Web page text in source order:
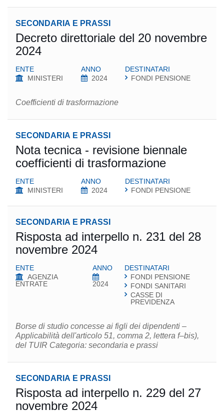
SECONDARIA E PRASSI
Decreto direttoriale del 20 novembre
2024
ENTE
MINISTERI
ANNO
2024
DESTINATARI
FONDI PENSIONE
Coefficienti di trasformazione
SECONDARIA E PRASSI
Nota tecnica - revisione biennale
coefficienti di trasformazione
ENTE
MINISTERI
ANNO
2024
DESTINATARI
FONDI PENSIONE
SECONDARIA E PRASSI
Risposta ad interpello n. 231 del 28
novembre 2024
ENTE
AGENZIA
ENTRATE
ANNO
2024
DESTINATARI
FONDI PENSIONE
FONDI SANITARI
CASSE DI
PREVIDENZA
Borse di studio concesse ai figli dei dipendenti –
Applicabilità dell'articolo 51, comma 2, lettera f–bis),
del TUIR Categoria: secondaria e prassi
SECONDARIA E PRASSI
Risposta ad interpello n. 229 del 27
novembre 2024